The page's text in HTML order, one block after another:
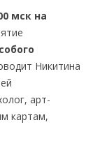
мск на
Никитина
арт-
картам,